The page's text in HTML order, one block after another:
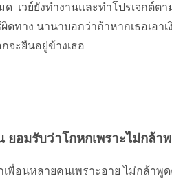
เวย์ยังทำงานและทำโปรเจกต์ต
ทาง นานาบอกว่าถ้าหากเธอเอา
กจะยืนอยู่ข้างเธอ
อมรับว่าโกหกเพราะไม่กล้า
พื่อนหลายคนเพราะอาย ไม่กล้าพู